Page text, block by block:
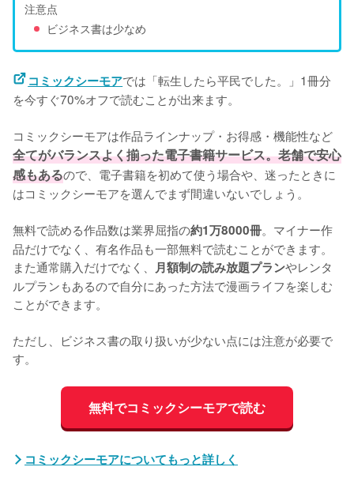
注意点
ビジネス書は少なめ
コミックシーモアでは「転生したら平民でした。」1冊分
を今すぐ70%オフで読むことが出来ます。
コミックシーモアは作品ラインナップ・お得感・機能性など
全てがバランスよく揃った電子書籍サービス。老舗で安心
感もあるので、電子書籍を初めて使う場合や、迷ったときに
はコミックシーモアを選んでまず間違いないでしょう。
無料で読める作品数は業界屈指の約1万8000冊。マイナー作
品だけでなく、有名作品も一部無料で読むことができます。
また通常購入だけでなく、 月額制の読み放題プランやレンタ
ルプランもあるので自分にあった方法で漫画ライフを楽しむ
ことができます。
ただし、ビジネス書の取り扱いが少ない点には注意が必要で
す。
無料でコミックシーモアで読む
コミックシーモアについてもっと詳しく